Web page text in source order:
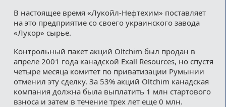
В настоящее время «Лукойл-Нефтехим» поставляет
на это предприятие со своего украинского завода
«Лукор» сырье.
Контрольный пакет акций Oltchim был продан в
апреле 2001 года канадской Exall Resources, но спустя
четыре месяца комитет по приватизации Румынии
отменил эту сделку. За 53% акций Oltchim канадская
компания должна была выплатить 1 млн стартового
взноса и затем в течение трех лет еще 0 млн.